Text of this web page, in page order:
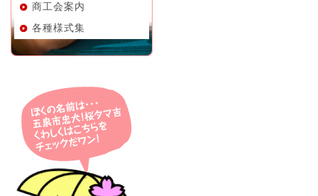
商工会案内
各種様式集